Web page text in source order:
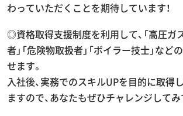
わっていただくことを期待しています！
◎資格取得支援制度を利用して、「高圧ガ
者」「危険物取扱者」「ボイラー技士」な
せます。
入社後、実務でのスキルUPを目的に取得
ますので、あなたもぜひチャレンジしてみ